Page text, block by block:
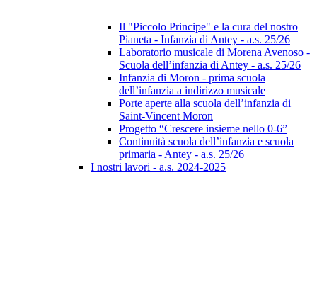
Il "Piccolo Principe" e la cura del nostro
Pianeta - Infanzia di Antey - a.s. 25/26
Laboratorio musicale di Morena Avenoso -
Scuola dell’infanzia di Antey - a.s. 25/26
Infanzia di Moron - prima scuola
dell’infanzia a indirizzo musicale
Porte aperte alla scuola dell’infanzia di
Saint-Vincent Moron
Progetto “Crescere insieme nello 0-6”
Continuità scuola dell’infanzia e scuola
primaria - Antey - a.s. 25/26
I nostri lavori - a.s. 2024-2025